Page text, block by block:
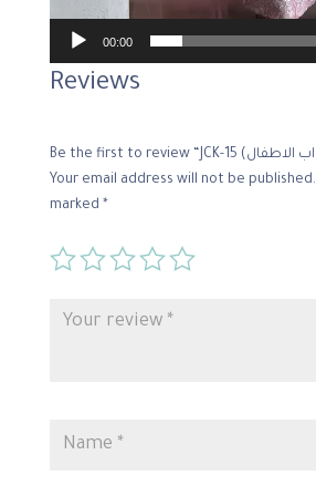
00:00
Reviews
Your email address will not be published.
marked *